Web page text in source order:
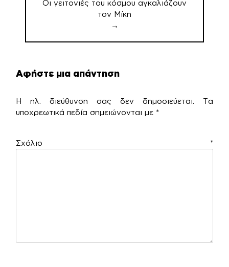
Οι γειτονιές του κόσμου αγκαλιάζουν
τον Μίκη
→
Αφήστε μια απάντηση
Η ηλ. διεύθυνση σας δεν δημοσιεύεται.
Τα
υποχρεωτικά πεδία σημειώνονται με *
Σχόλιο *